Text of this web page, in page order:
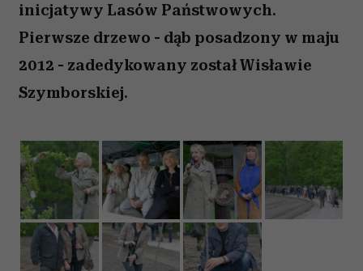
inicjatywy Lasów Państwowych.
Pierwsze drzewo - dąb posadzony w maju
2012 - zadedykowany został Wisławie
Szymborskiej.